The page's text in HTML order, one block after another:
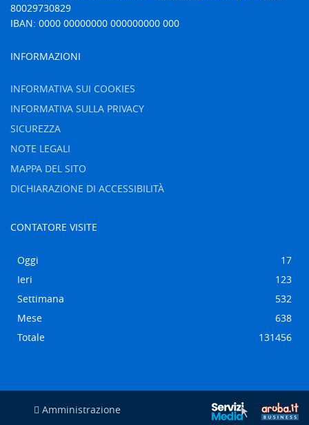
80029730829
IBAN: 0000 00000000 000000000 000
INFORMAZIONI
INFORMATIVA SUI COOKIES
INFORMATIVA SULLA PRIVACY
SICUREZZA
NOTE LEGALI
MAPPA DEL SITO
DICHIARAZIONE DI ACCESSIBILITÀ
CONTATORE VISITE
Oggi
17
Ieri
123
Settimana
532
Mese
638
Totale
131456
Amministrazione